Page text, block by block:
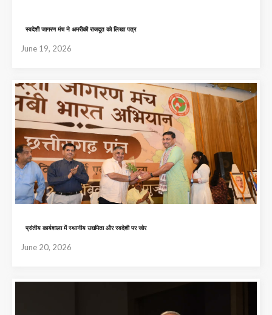
स्वदेशी जागरण मंच ने अमरीकी राजदूत को लिखा पत्र
June 19, 2026
प्रांतीय कार्यशाला में स्थानीय उद्यमिता और स्वदेशी पर जोर
June 20, 2026